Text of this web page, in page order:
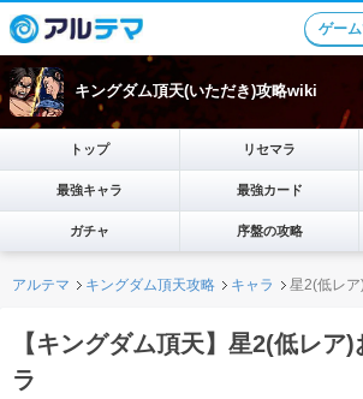
ゲー
キングダム頂天(いただき)攻略wiki
トップ リセマラ
最強キャラ 最強カード
ガチャ 序盤の攻略
アルテマ キングダム頂天攻略 キャラ 星2(低レ
【キングダム頂天】星2(低レア
ラ